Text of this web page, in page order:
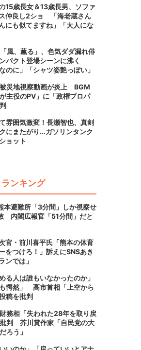
15歳長女＆13歳長男、ソファ
仲良し2ショ 「海老蔵さん
にも似てますね」「大人にな
風、薫る」、色気ダダ漏れ俳
パクト登場シーンに沸く
のに」「シャツ姿艶っぽい」
災地視察動画が炎上 BGM
主役のPV」に「政権プロパ
雰囲気激変！長瀬智也、真剣
にまたがり...ガソリンタンク
ョット
ンキング
本避難所「3分間」しか視察せ
内閣広報官「51分間」だと
官・前川喜平氏「熊本の体育
をつけろ！」訴えにSNSあき
ンでは」
る人は誰もいなかったのか」
も愕然」 高市首相「上空から
稿を批判
務相「失われた28年を取り戻
判 芥川賞作家「自民党の大
ろう」